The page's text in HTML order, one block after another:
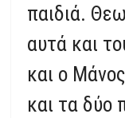
παιδιά.
αυτά και
και ο
και τα δύο